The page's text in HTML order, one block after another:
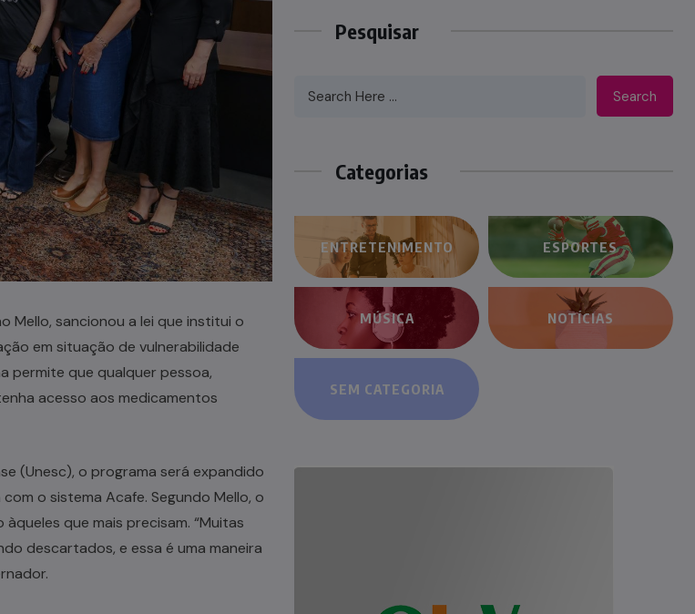
Mello, sancionou a lei que institui o
em situação de vulnerabilidade
permite que qualquer pessoa,
acesso aos medicamentos
(Unesc), o programa será expandido
o sistema Acafe. Segundo Mello, o
que mais precisam. “Muitas
descartados, e essa é uma maneira
Pesquisar
Search
Categorias
ENTRETENIMENTO ESPORTES
MÚSICA NOTÍCIAS
SEM CATEGORIA